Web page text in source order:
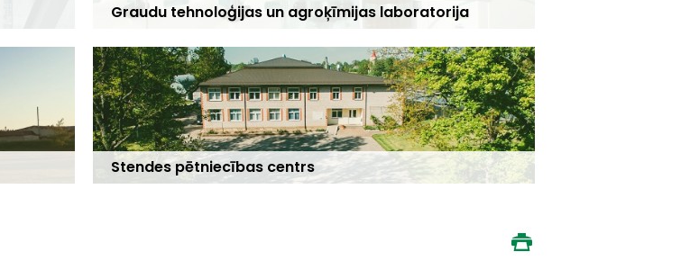
Graudu tehnoloģijas un agroķīmijas laboratorija
Stendespētniecības centrs